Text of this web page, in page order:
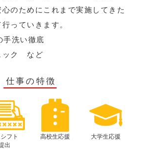
のためにこれまで実施してきた
っていきます。
手洗い徹底
ック など
仕事の特徴
フト
出
高校生応援 大学生応援